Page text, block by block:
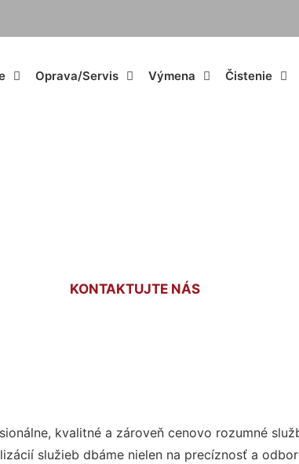
Oprava/Servis Výmena Čistenie
KONTAKTUJTE NÁS
kvalitné a zároveň cenovo rozumné
služieb dbáme nielen na precíznosť a